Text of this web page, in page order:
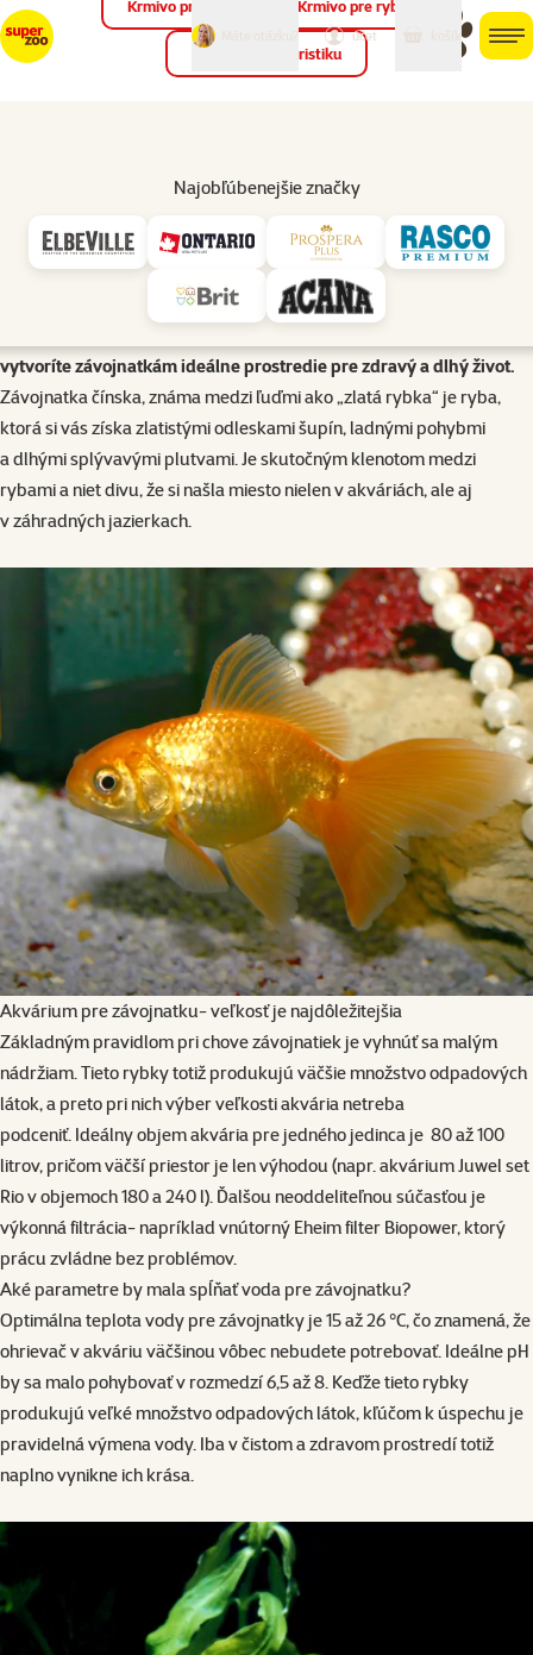
môj
účet
Krmivo pre vtáky Krmivo pre ryby
Krmivo pre teraristiku
Najobľúbenejšie značky
Závojnatka čínska (Carassius auratus)
patrí medzi najobľúbenejšie okrasné ryby. V článku sa dozviete,
aké akvárium je pre ňu vhodné, aké podmienky vody potrebuje, s
akými rybami ju nechovať a ako ju správne kŕmiť. Nechýbajú ani
vytvoríte závojnatkám ideálne prostredie pre zdravý a dlhý život.
Závojnatka čínska, známa medzi ľuďmi ako „zlatá rybka“ je ryba,
ktorá si vás získa zlatistými odleskami šupín, ladnými pohybmi
a dlhými splývavými plutvami. Je skutočným klenotom medzi
rybami a niet divu, že si našla miesto nielen v akváriách, ale aj
v záhradných jazierkach.
Akvárium pre závojnatku- veľkosť je najdôležitejšia
Základným pravidlom pri chove závojnatiek je vyhnúť sa malým
nádržiam. Tieto rybky totiž produkujú väčšie množstvo odpadových
látok, a preto pri nich výber veľkosti akvária netreba
podceniť. Ideálny objem akvária pre jedného jedinca je 80 až 100
litrov, pričom väčší priestor je len výhodou (napr.akvárium Juwel set
Rio v objemoch 180 a 240 l). Ďalšou neoddeliteľnou súčasťou je
výkonná filtrácia- napríklad vnútorný Eheim filter Biopower, ktorý
prácu zvládne bez problémov.
Aké parametre by mala spĺňať voda pre závojnatku?
Optimálna teplota vody pre závojnatky je 15 až 26 °C, čo znamená, že
ohrievač v akváriu väčšinou vôbec nebudete potrebovať. Ideálne pH
by sa malo pohybovať v rozmedzí 6,5 až 8. Keďže tieto rybky
produkujú veľké množstvo odpadových látok, kľúčom k úspechu je
pravidelná výmena vody. Iba v čistom a zdravom prostredí totiž
naplno vynikne ich krása.